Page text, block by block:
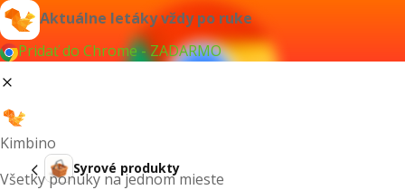
Aktuálne letáky vždy po ruke
Pridať do Chrome - ZADARMO
Kimbino
Všetky ponuky na jednom mieste
Syrové produkty